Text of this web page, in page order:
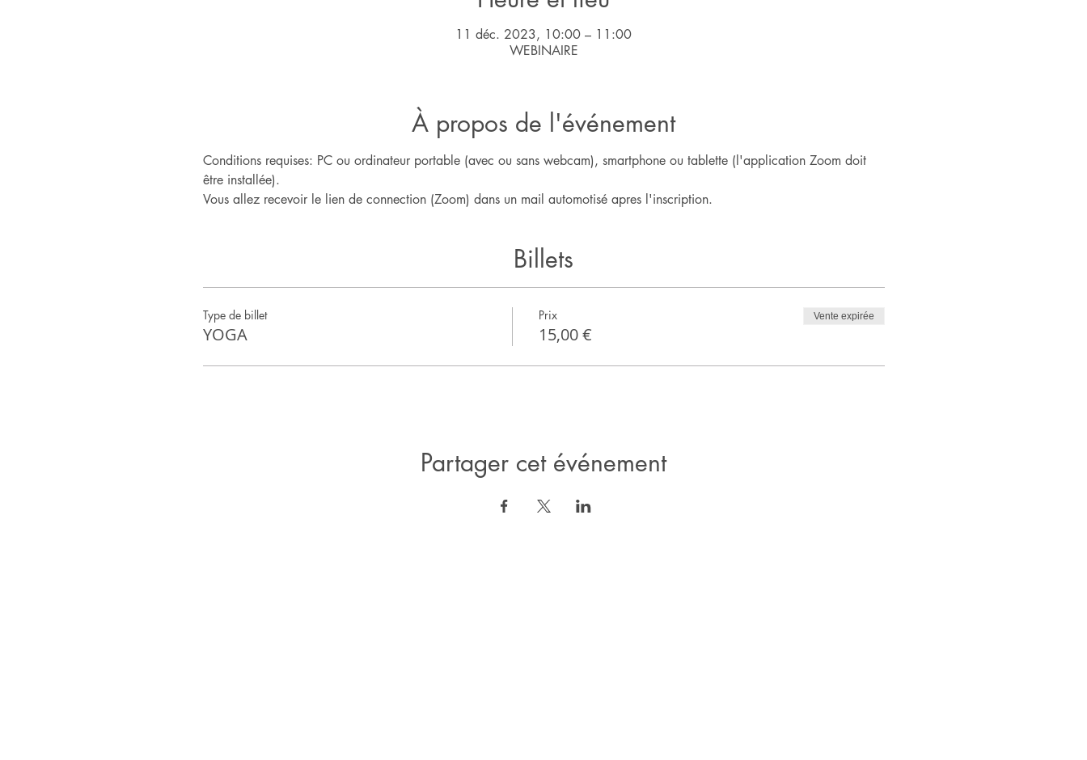
11 déc. 2023, 10:00 – 11:00
WEBINAIRE
À propos de l'événement
Conditions requises: PC ou ordinateur portable (avec ou sans webcam), smartphone ou tablette (l'application Zoom doit
être installée).
Vous allez recevoir le lien de connection (Zoom) dans un mail automotisé apres l'inscription.
Billets
Type de billet
YOGA
Prix
15,00 €
Vente expirée
Partager cet événement